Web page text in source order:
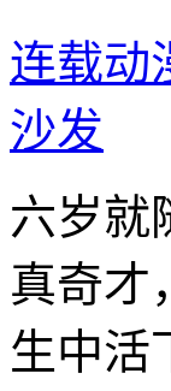
连载动
沙发
六岁就
真奇才
生中活